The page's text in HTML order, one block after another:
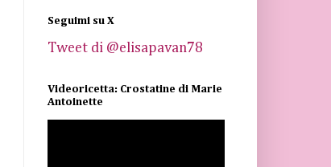
Seguimi su X
Tweet di @elisapavan78
Videoricetta: Crostatine di Marie
Antoinette